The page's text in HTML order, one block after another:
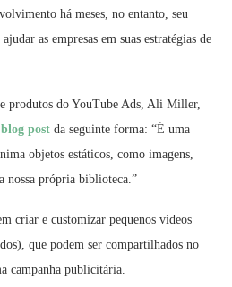
há meses, no entanto, seu
as empresas em suas estratégias de
produtos do YouTube Ads, Ali Miller,
blog post da seguinte forma: “É uma
objetos estáticos, como imagens,
nossa própria biblioteca.”
criar e customizar pequenos vídeos
que podem ser compartilhados no
campanha publicitária.